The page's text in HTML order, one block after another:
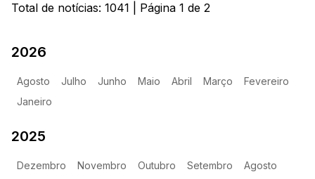
Total de notícias: 1041 | Página 1 de 2
2026
Agosto Julho Junho Maio Abril Março
Fevereiro
Janeiro
2025
Dezembro Novembro Outubro Setembro
Agosto